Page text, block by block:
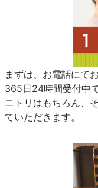
まずは、お電話にて
365日24時間受付中で
ニトリはもちろん、
ていただきます。